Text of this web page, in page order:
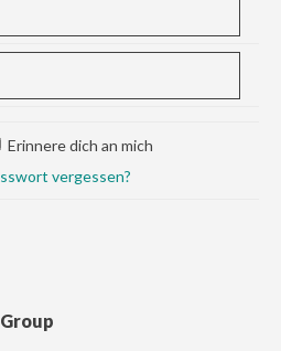
Erinnere dich an mich
vergessen?